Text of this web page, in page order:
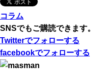
コラム
SNSでもご購読できます。
Twitterでフォローする
facebookでフォローする